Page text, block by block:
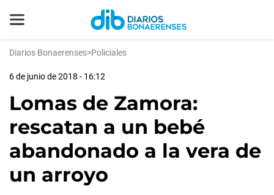
Diarios Bonaerenses>Policiales
6 de junio de 2018 - 16:12
Lomas de Zamora:
rescatan a un bebé
abandonado a la vera de
un arroyo